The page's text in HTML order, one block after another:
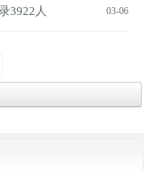
3922人 03-06